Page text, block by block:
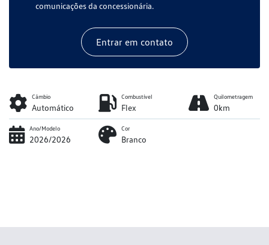
comunicações da concessionária.
Entrar em contato
Câmbio
Automático
Combustível
Flex
Quilometragem
0km
Ano/Modelo
2026/2026
Cor
Branco